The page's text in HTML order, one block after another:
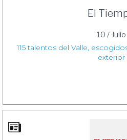
El
10 / Julio
115 talentos del Valle,
exterior